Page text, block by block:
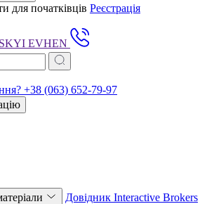
для початківців Реєстрація
EVHEN
+38 (063) 652-79-97
Довідник Interactive Brokers